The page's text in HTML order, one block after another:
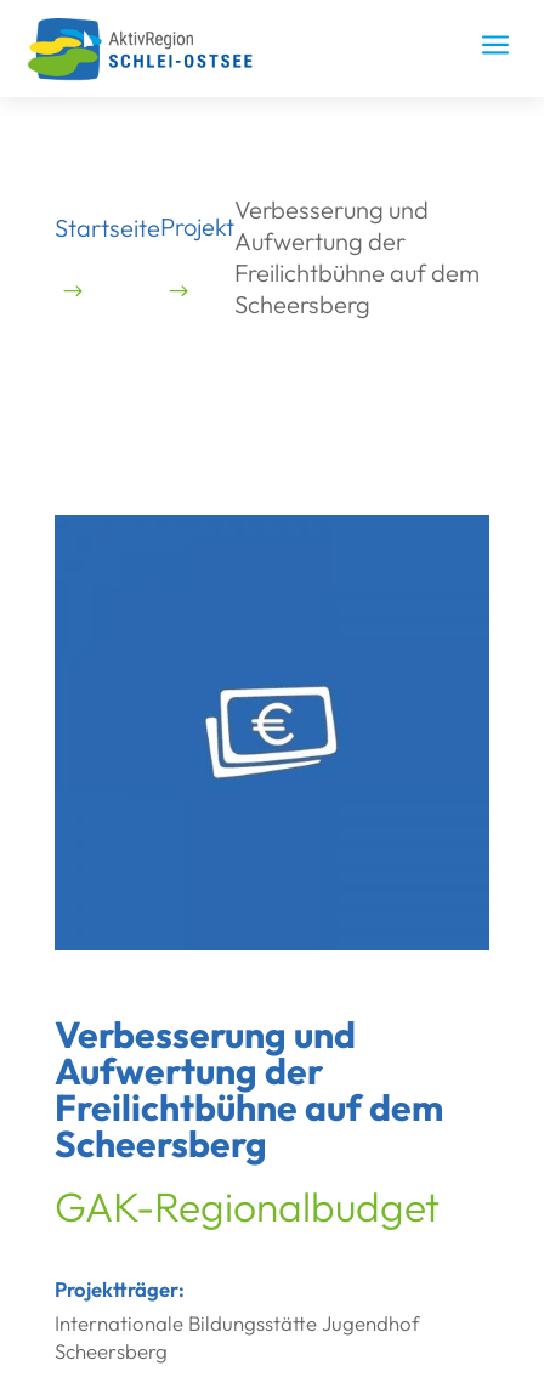
content
a
StartseiteProjekt
Verbesserung und
Aufwertung der
Freilichtbühne auf dem
Scheersberg
Verbesserung und
Aufwertung der
Freilichtbühne auf dem
Scheersberg
GAK-Regionalbudget
Projektträger:
Internationale Bildungsstätte Jugendhof
Scheersberg